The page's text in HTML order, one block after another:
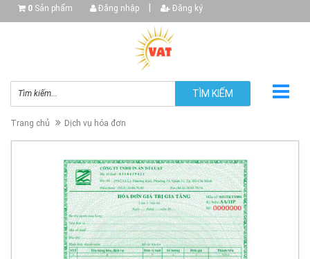
0 Sản phẩm Đăng nhập Đăng ký
TÌM KIẾM
Trang chủ Dịch vụ hóa đơn